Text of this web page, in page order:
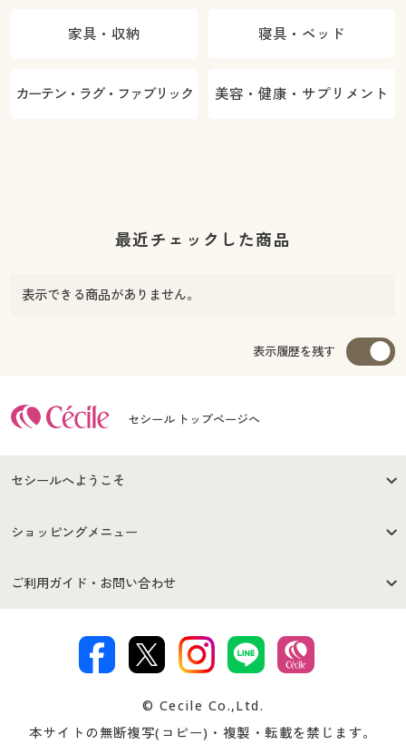
家具・収納 寝具・ベッド
カーテン・ラグ・ファブリック 美容・健康・サプリメント
最近チェックした商品
表示できる商品がありません。
表示履歴を残す
セシール トップページへ
セシールへようこそ
はじめての方へ
セシールご利用規約
著作権・商標について 会社案内
ショッピングメニュー
商品カテゴリ
プレゼント＆キャンペーン サイトマップ
ご利用ガイド・お問い合わせ
交換・返品は お支払は
ついて
忘れの場合
© Cecile Co.,Ltd.
本サイトの無断複写(コピー)・複製・転載を禁じます。